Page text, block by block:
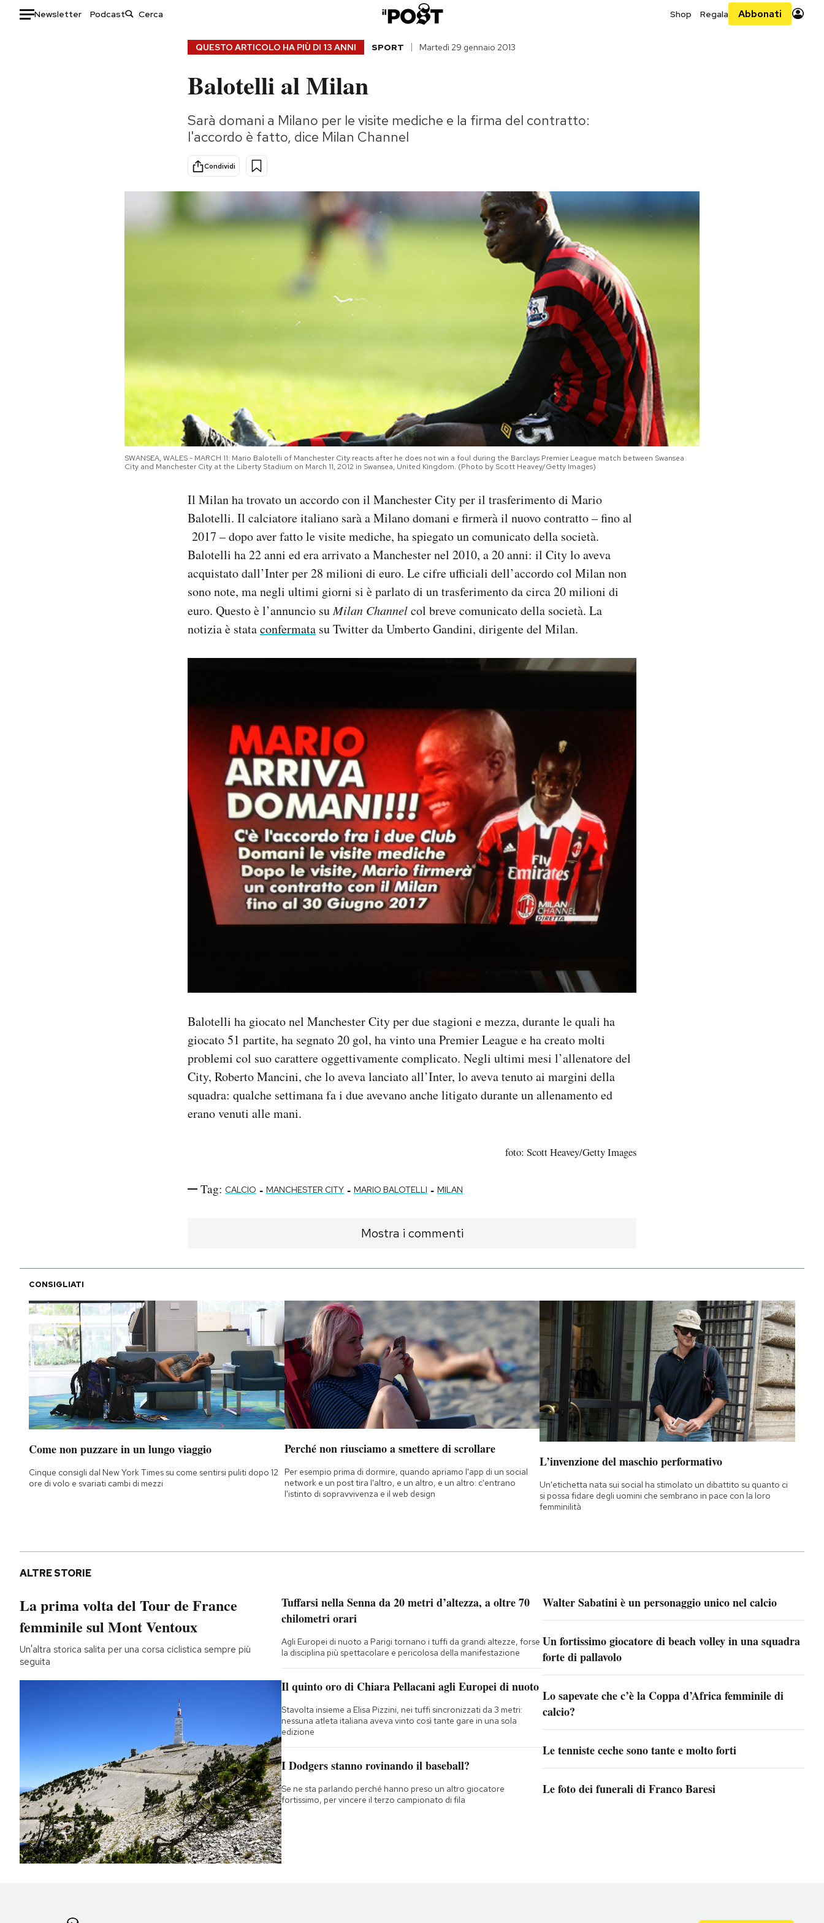
Newsletter Podcast Shop Regala Abbonati
Consumismi
Storie/Idee
Ok Boomer!
Media
QUESTO ARTICOLO HA PIÙ DI 13 ANNI SPORT Martedì 29 gennaio 2013
Balotelli al Milan
Sarà domani a Milano per le visite mediche e la firma del contratto:
l'accordo è fatto, dice Milan Channel
Condividi
SWANSEA, WALES - MARCH 11: Mario Balotelli of Manchester City reacts after he does not win a foul during the Barclays Premier League match between Swansea
City and Manchester City at the Liberty Stadium on March 11, 2012 in Swansea, United Kingdom. (Photo by Scott Heavey/Getty Images)
Il Milan ha trovato un accordo con il Manchester City per il trasferimento di Mario
Balotelli. Il calciatore italiano sarà a Milano domani e firmerà il nuovo contratto – fino al
2017 – dopo aver fatto le visite mediche, ha spiegato un comunicato della società.
Balotelli ha 22 anni ed era arrivato a Manchester nel 2010, a 20 anni: il City lo aveva
acquistato dall’Inter per 28 milioni di euro. Le cifre ufficiali dell’accordo col Milan non
sono note, ma negli ultimi giorni si è parlato di un trasferimento da circa 20 milioni di
euro. Questo è l’annuncio suMilan Channelcol breve comunicato della società. La
notizia è stataconfermata su Twitter da Umberto Gandini, dirigente del Milan.
Balotelli ha giocato nel Manchester City per due stagioni e mezza, durante le quali ha
giocato 51 partite, ha segnato 20 gol, ha vinto una Premier League e ha creato molti
problemi col suo carattere oggettivamente complicato. Negli ultimi mesi l’allenatore del
City, Roberto Mancini, che lo aveva lanciato all’Inter, lo aveva tenuto ai margini della
squadra: qualche settimana fa i due avevano anche litigato durante un allenamento ed
erano venuti alle mani.
foto: Scott Heavey/Getty Images
Tag: CALCIO - MANCHESTER CITY - MARIO BALOTELLI - MILAN
Mostra i commenti
CONSIGLIATI
Come non puzzare in un lungo viaggio
Cinque consigli dal New York Times su come sentirsi puliti dopo 12
ore di volo e svariati cambi di mezzi
Perché non riusciamo a smettere di scrollare
Per esempio prima di dormire, quando apriamo l'app di un social
network e un post tira l'altro, e un altro, e un altro: c'entrano
l'istinto di sopravvivenza e il web design
L’invenzione del maschio performativo
Un'etichetta nata sui social ha stimolato un dibattito su quanto ci
si possa fidare degli uomini che sembrano in pace con la loro
femminilità
ALTRE STORIE
La prima volta del Tour de France
femminile sul Mont Ventoux
Un'altra storica salita per una corsa ciclistica sempre più
seguita
Tuffarsi nella Senna da 20 metri d’altezza, a oltre 70
chilometri orari
Agli Europei di nuoto a Parigi tornano i tuffi da grandi altezze, forse
la disciplina più spettacolare e pericolosa della manifestazione
Il quinto oro di Chiara Pellacani agli Europei di nuoto
Stavolta insieme a Elisa Pizzini, nei tuffi sincronizzati da 3 metri:
nessuna atleta italiana aveva vinto così tante gare in una sola
edizione
I Dodgers stanno rovinando il baseball?
Se ne sta parlando perché hanno preso un altro giocatore
fortissimo, per vincere il terzo campionato di fila
Walter Sabatini è un personaggio unico nel calcio
Un fortissimo giocatore di beach volley in una squadra
forte di pallavolo
Lo sapevate che c’è la Coppa d’Africa femminile di
calcio?
Le tenniste ceche sono tante e molto forti
Le foto dei funerali di Franco Baresi